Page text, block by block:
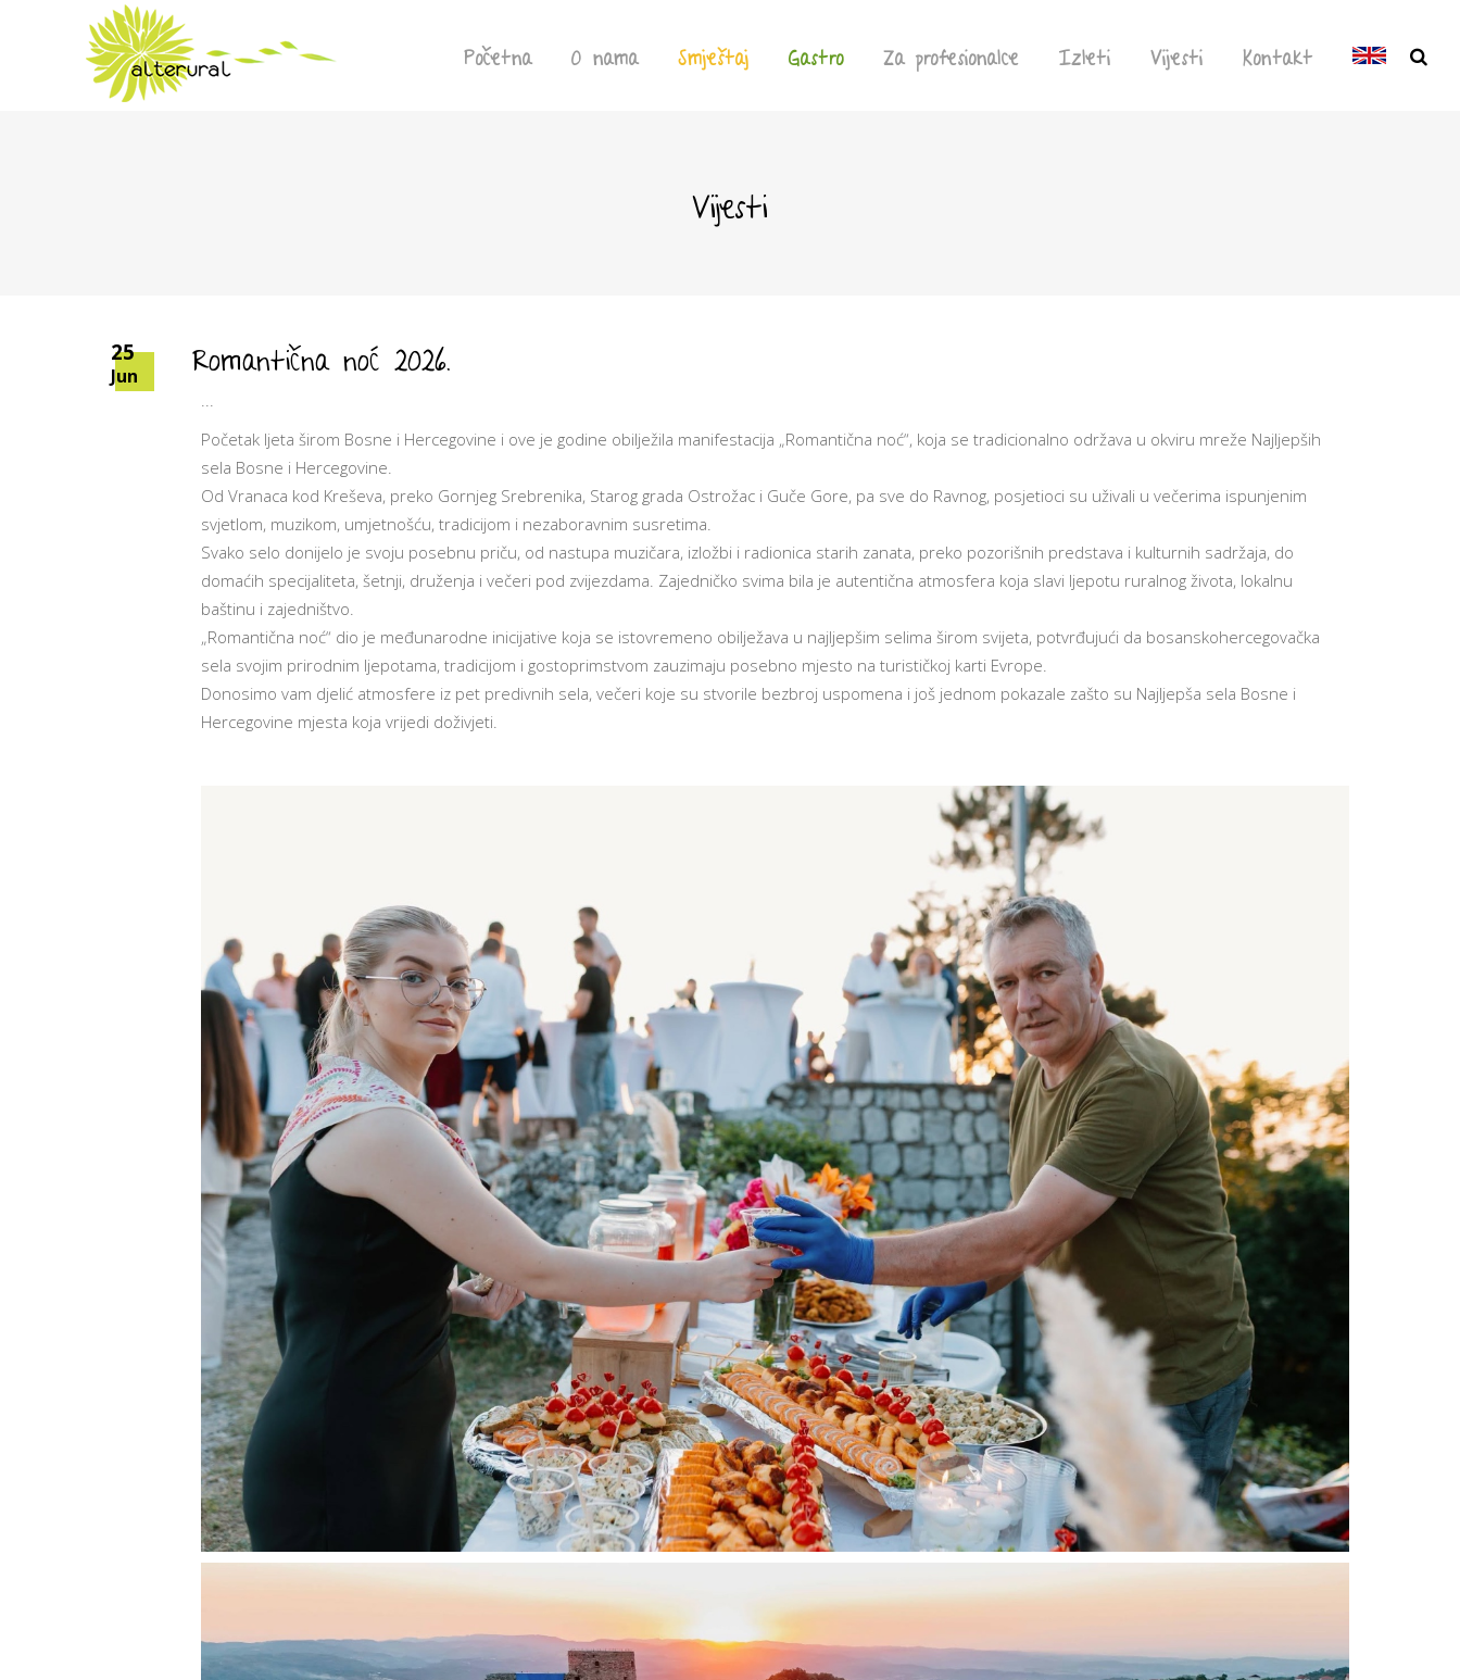
Početna O nama Smještaj Gastro Za profesionalce Izleti Vijesti Kontakt
Vijesti
25
Jun Romantična noć 2026.
Početak ljeta širom Bosne i Hercegovine i ove je godine obilježila manifestacija „Romantična noć“, koja se tradicionalno održava u okviru mreže Najljepših
sela Bosne i Hercegovine.
Od Vranaca kod Kreševa, preko Gornjeg Srebrenika, Starog grada Ostrožac i Guče Gore, pa sve do Ravnog, posjetioci su uživali u večerima ispunjenim
svjetlom, muzikom, umjetnošću, tradicijom i nezaboravnim susretima.
Svako selo donijelo je svoju posebnu priču, od nastupa muzičara, izložbi i radionica starih zanata, preko pozorišnih predstava i kulturnih sadržaja, do
domaćih specijaliteta, šetnji, druženja i večeri pod zvijezdama. Zajedničko svima bila je autentična atmosfera koja slavi ljepotu ruralnog života, lokalnu
baštinu i zajedništvo.
„Romantična noć“ dio je međunarodne inicijative koja se istovremeno obilježava u najljepšim selima širom svijeta, potvrđujući da bosanskohercegovačka
sela svojim prirodnim ljepotama, tradicijom i gostoprimstvom zauzimaju posebno mjesto na turističkoj karti Evrope.
Donosimo vam djelić atmosfere iz pet predivnih sela, večeri koje su stvorile bezbroj uspomena i još jednom pokazale zašto su Najljepša sela Bosne i
Hercegovine mjesta koja vrijedi doživjeti.